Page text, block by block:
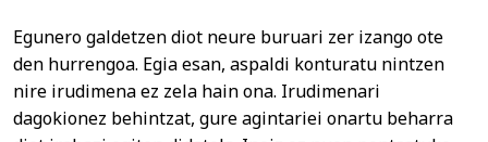
Egunero galdetzen diot neure buruari zer izango ote
den hurrengoa. Egia esan, aspaldi konturatu nintzen
nire irudimena ez zela hain ona. Irudimenari
dagokionez behintzat, gure agintariei onartu beharra